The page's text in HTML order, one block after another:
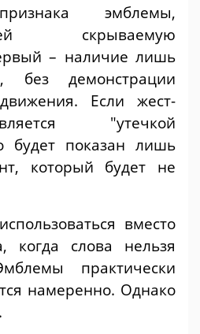
эмблемы,
скрываемую
– наличие лишь
без демонстрации
Если жест-
"утечкой
будет показан лишь
который будет не
вместо
когда слова нельзя
практически
намеренно. Однако